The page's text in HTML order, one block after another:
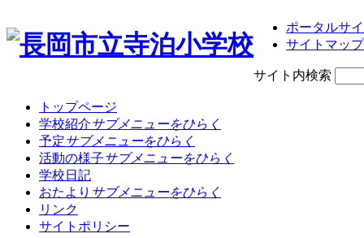
ポータルサ
サイトマップ
サイト内検索
トップページ
学校紹介サブメニューをひらく
予定サブメニューをひらく
活動の様子サブメニューをひらく
学校日記
おたより サブメニューをひらく
リンク
サイトポリシー